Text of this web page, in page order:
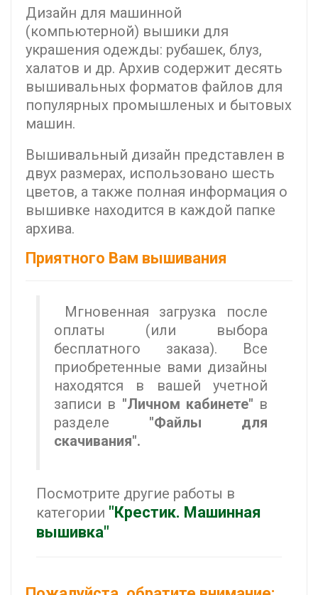
Дизайн для машинной
(компьютерной) вышики для
украшения одежды: рубашек, блуз,
халатов и др. Архив содержит десять
вышивальных форматов файлов для
популярных промышленых и бытовых
машин.
Вышивальный дизайн представлен в
двух размерах, использовано шесть
цветов, а также полная информация о
вышивке находится в каждой папке
архива.
Приятного Вам вышивания
Мгновенная загрузка после
оплаты (или выбора
бесплатного заказа). Все
приобретенные вами дизайны
находятся в вашей учетной
записи в "Личном кабинете" в
разделе "Файлы для
скачивания".
Посмотрите другие работы в
категории "Крестик. Машинная
вышивка"